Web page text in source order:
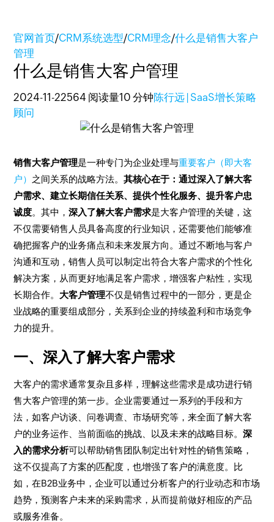
官网首页/CRM系统选型/CRM理念/什么是销售大客户
管理
什么是销售大客户管理
2024-11-22564 阅读量10 分钟陈行远 | SaaS增长策略
顾问
销售大客户管理是一种专门为企业处理与重要客户（即大客
户） 之间关系的战略方法。其核心在于：通过深入了解大客
户需求、建立长期信任关系、提供个性化服务、提升客户忠
诚度。其中，深入了解大客户需求是大客户管理的关键，这
不仅需要销售人员具备高度的行业知识，还需要他们能够准
确把握客户的业务痛点和未来发展方向。通过不断地与客户
沟通和互动，销售人员可以制定出符合大客户需求的个性化
解决方案，从而更好地满足客户需求，增强客户粘性，实现
长期合作。 大客户管理不仅是销售过程中的一部分，更是企
业战略的重要组成部分，关系到企业的持续盈利和市场竞争
力的提升。
一、深入了解大客户需求
大客户的需求通常复杂且多样，理解这些需求是成功进行销
售大客户管理的第一步。企业需要通过一系列的手段和方
法，如客户访谈、问卷调查、市场研究等，来全面了解大客
户的业务运作、当前面临的挑战、以及未来的战略目标。深
入的需求分析可以帮助销售团队制定出针对性的销售策略，
这不仅提高了方案的匹配度，也增强了客户的满意度。比
如，在B2B业务中，企业可以通过分析客户的行业动态和市场
趋势，预测客户未来的采购需求，从而提前做好相应的产品
或服务准备。